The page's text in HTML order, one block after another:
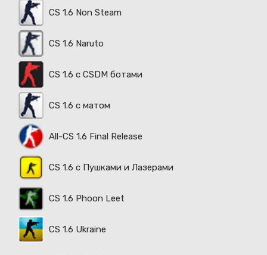
CS 1.6 Non Steam
CS 1.6 Naruto
CS 1.6 с CSDM ботами
CS 1.6 с матом
All-CS 1.6 Final Release
CS 1.6 с Пушками и Лазерами
CS 1.6 Phoon Leet
CS 1.6 Ukraine